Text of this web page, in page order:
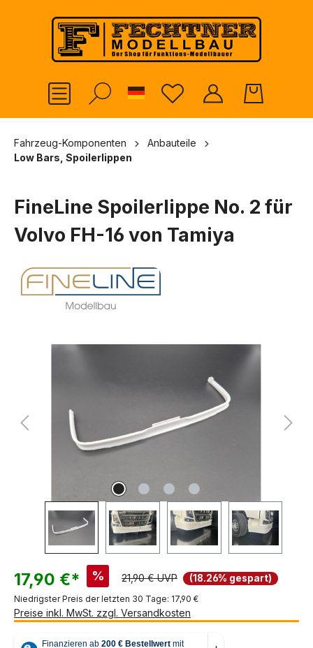
springen
German
Fahrzeug-Komponenten
Anbauteile
Low Bars, Spoilerlippen
FineLine Spoilerlippe No. 2 für
Volvo FH-16 von Tamiya
Bildergalerie überspringen
17,90 €* % 21,90 € UVP (18.26% gespart)
Niedrigster Preis der letzten 30 Tage: 17,90 €
Preise inkl. MwSt. zzgl. Versandkosten